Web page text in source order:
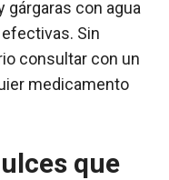
gárgaras con agua
Sin
consultar con un
medicamento
que